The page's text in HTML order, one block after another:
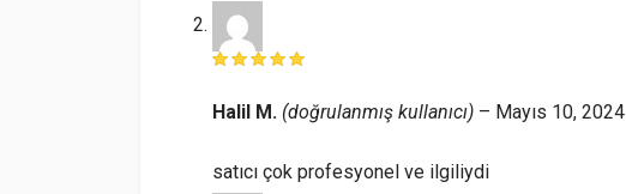
Halil M. (doğrulanmış kullanıcı) – Mayıs 10, 2024
satıcı çok profesyonel ve ilgiliydi